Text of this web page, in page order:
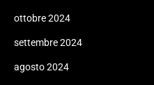
ottobre 2024
settembre 2024
agosto 2024